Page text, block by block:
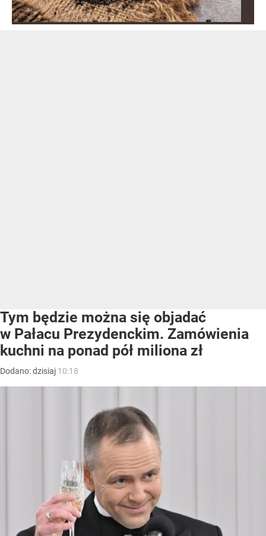
Tym będzie można się objadać
w Pałacu Prezydenckim. Zamówienia
kuchni na ponad pół miliona zł
Dodano:dzisiaj 10:18